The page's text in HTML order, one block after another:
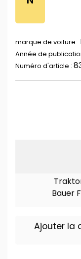
marque de voiture:
Année de
Numéro d'article :
Bauer
Ajouter la